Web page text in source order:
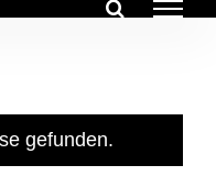
gefunden.